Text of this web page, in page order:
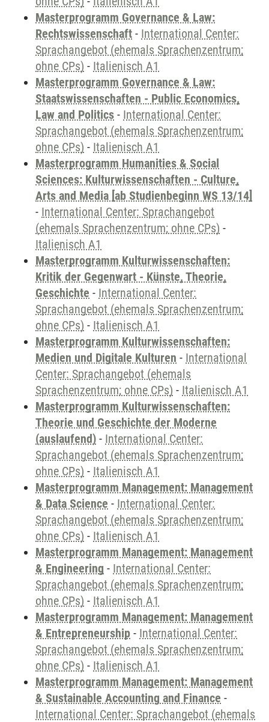
Masterprogramm Governance & Law:
Rechtswissenschaft - International Center:
Sprachangebot (ehemals Sprachenzentrum;
ohne CPs) - Italienisch A1
Masterprogramm Governance & Law:
Staatswissenschaften - Public Economics,
Law and Politics - International Center:
Sprachangebot (ehemals Sprachenzentrum;
ohne CPs) - Italienisch A1
Masterprogramm Humanities & Social
Sciences: Kulturwissenschaften - Culture,
Arts and Media [ab Studienbeginn WS 13/14]
- International Center: Sprachangebot
(ehemals Sprachenzentrum; ohne CPs) -
Italienisch A1
Masterprogramm Kulturwissenschaften:
Kritik der Gegenwart - Künste, Theorie,
Geschichte - International Center:
Sprachangebot (ehemals Sprachenzentrum;
ohne CPs) - Italienisch A1
Masterprogramm Kulturwissenschaften:
Medien und Digitale Kulturen - International
Center: Sprachangebot (ehemals
Sprachenzentrum; ohne CPs) - Italienisch A1
Masterprogramm Kulturwissenschaften:
Theorie und Geschichte der Moderne
(auslaufend) - International Center:
Sprachangebot (ehemals Sprachenzentrum;
ohne CPs) - Italienisch A1
Masterprogramm Management: Management
& Data Science - International Center:
Sprachangebot (ehemals Sprachenzentrum;
ohne CPs) - Italienisch A1
Masterprogramm Management: Management
& Engineering - International Center:
Sprachangebot (ehemals Sprachenzentrum;
ohne CPs) - Italienisch A1
Masterprogramm Management: Management
& Entrepreneurship - International Center:
Sprachangebot (ehemals Sprachenzentrum;
ohne CPs) - Italienisch A1
Masterprogramm Management: Management
& Sustainable Accounting and Finance -
International Center: Sprachangebot (ehemals